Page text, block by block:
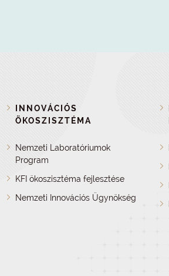
INNOVÁCIÓS
ÖKOSZISZTÉMA
Nemzeti Laboratóriumok
Program
KFI ökoszisztéma fejlesztése
Nemzeti Innovációs Ügynökség